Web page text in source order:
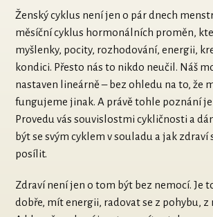
Ženský cyklus není jen o pár dnech
měsíční cyklus hormonálních proměn,
myšlenky, pocity, rozhodování, energii,
kondici. Přesto nás to nikdo neučil. Náš
nastaven lineárně – bez ohledu na to, že
fungujeme jinak. A právě tohle poznání
Provedu vás souvislostmi cykličnosti a
být se svým cyklem v souladu a jak zdraví
posílit.
Zdraví není jen o tom být bez nemocí. Je
dobře, mít energii, radovat se z pohybu, z